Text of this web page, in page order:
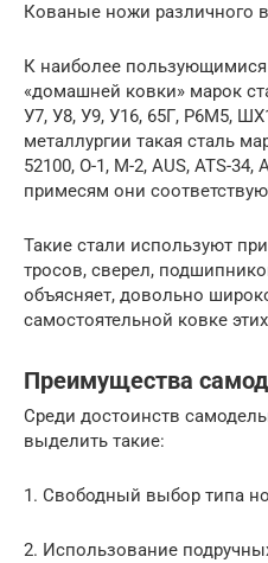
Кованые ножи различного
К наиболее
«домашней ковки» марок
У7, У8, У9, У16, 65Г, Р6М5,
металлургии такая сталь
52100, O-1, M-2, AUS, ATS-
примесям они
Такие стали используют
тросов, сверел,
объясняет, довольно
самостоятельной ковке
Преимущества
Среди достоинств
выделить такие:
1. Свободный выбор типа
2. Использование